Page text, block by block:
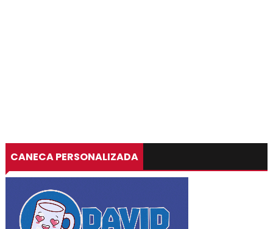
CANECA PERSONALIZADA